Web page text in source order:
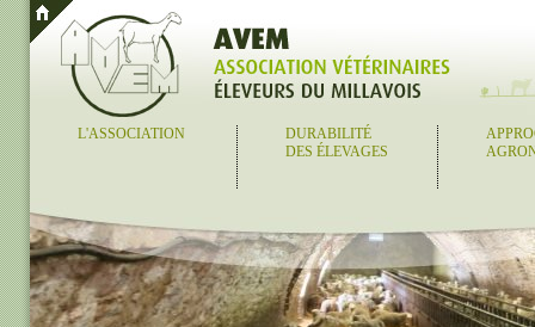
L'ASSOCIATION
DURABILITÉ
DES ÉLEVAGES